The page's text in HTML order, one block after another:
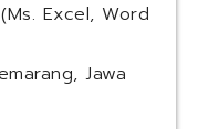
Excel, Word
Jawa